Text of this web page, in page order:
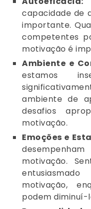
capacidade de
importante.
competentes
motivação é
Ambiente e
estamos
ambiente de
desafios
motivação.
Emoções e
motivação.
motivação,
podem diminuí-